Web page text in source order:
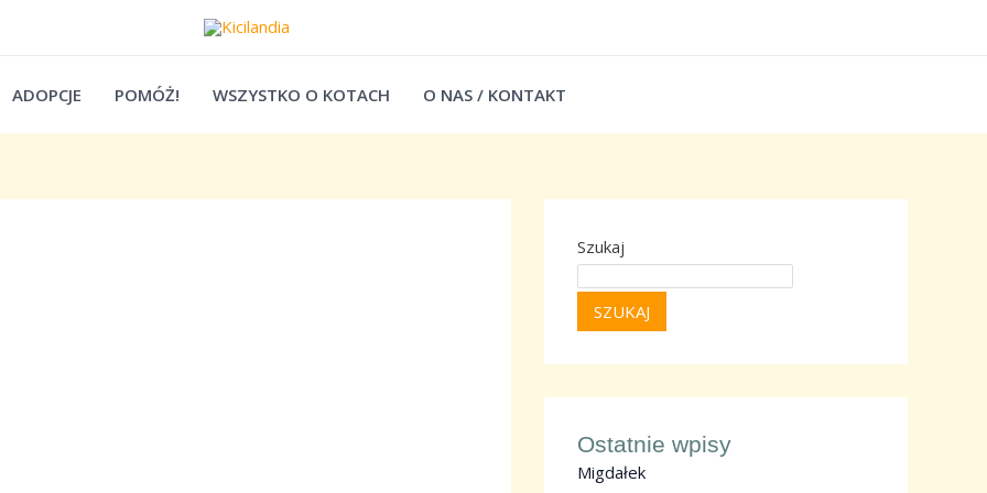
ADOPCJE POMÓŻ! WSZYSTKO O KOTACH O NAS / KONTAKT
Szukaj
SZUKAJ
Ostatnie wpisy
Migdałek